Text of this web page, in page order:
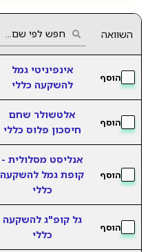
השוואה
הוסף
אינפיניטי גמל
להשקעה כללי
הוסף
אלטשולר שחם
חיסכון פלוס כללי
הוסף
אנליסט מסלולית -
קופת גמל להשקעה
כללי
הוסף
גל קופ"ג להשקעה
כללי